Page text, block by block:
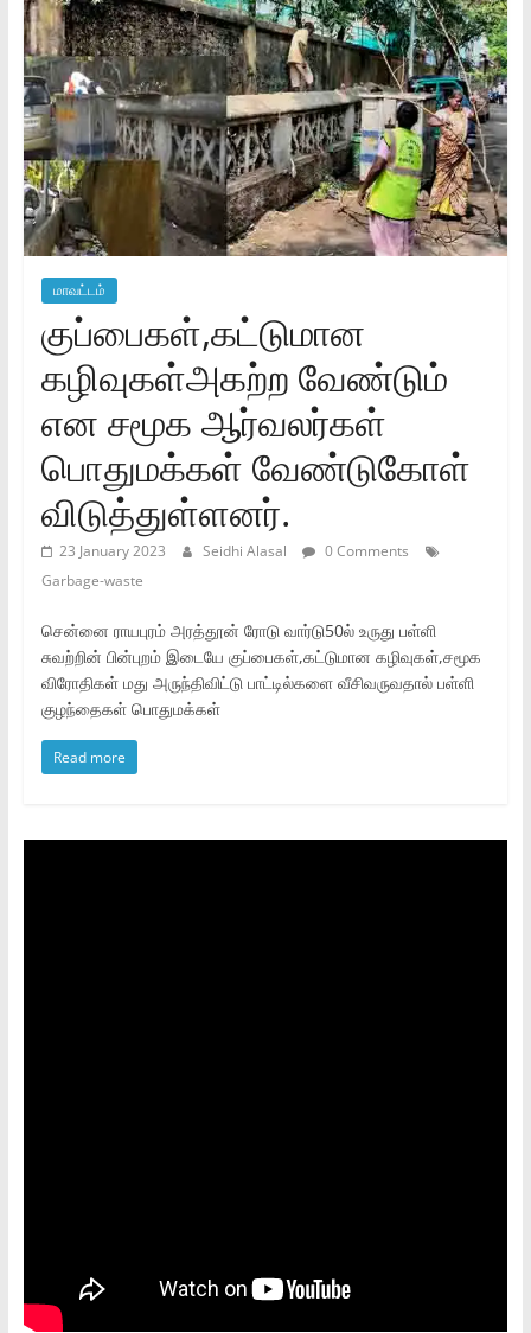
மாவட்டம்
குப்பைகள்,கட்டுமான
கழிவுகள்அகற்ற வேண்டும்
என சமூக ஆர்வலர்கள்
பொதுமக்கள் வேண்டுகோள்
விடுத்துள்ளனர்.
23 January 2023 Seidhi Alasal
0 Comments
Garbage-waste
சென்னை ராயபுரம் அரத்தூன் ரோடு வார்டு50ல் உருது பள்ளி
சுவற்றின் பின்புறம் இடையே குப்பைகள்,கட்டுமான கழிவுகள்,சமூக
விரோதிகள் மது அருந்திவிட்டு பாட்டில்களை வீசிவருவதால் பள்ளி
குழந்தைகள் பொதுமக்கள்
Read more